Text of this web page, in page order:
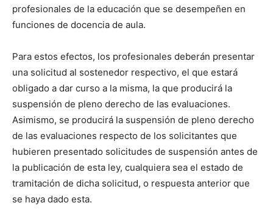
profesionales de la educación que se desempeñen en
funciones de docencia de aula.
Para estos efectos, los profesionales deberán presentar
una solicitud al sostenedor respectivo, el que estará
obligado a dar curso a la misma, la que producirá la
suspensión de pleno derecho de las evaluaciones.
Asimismo, se producirá la suspensión de pleno derecho
de las evaluaciones respecto de los solicitantes que
hubieren presentado solicitudes de suspensión antes de
la publicación de esta ley, cualquiera sea el estado de
tramitación de dicha solicitud, o respuesta anterior que
se haya dado esta.